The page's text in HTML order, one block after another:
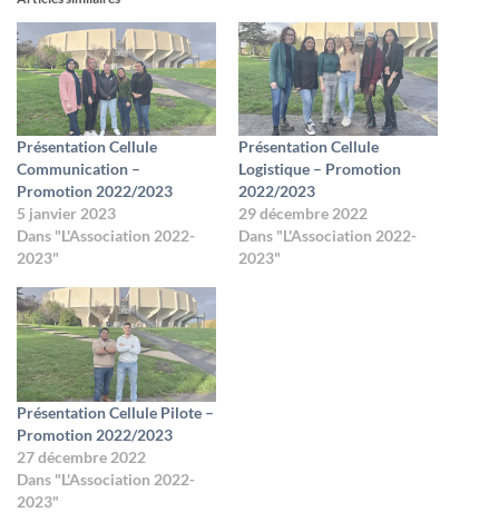
Présentation Cellule
Communication –
Promotion 2022/2023
5 janvier 2023
Dans "L'Association 2022-
2023"
Présentation Cellule
Logistique – Promotion
2022/2023
29 décembre 2022
Dans "L'Association 2022-
2023"
Présentation Cellule Pilote –
Promotion 2022/2023
27 décembre 2022
Dans "L'Association 2022-
2023"